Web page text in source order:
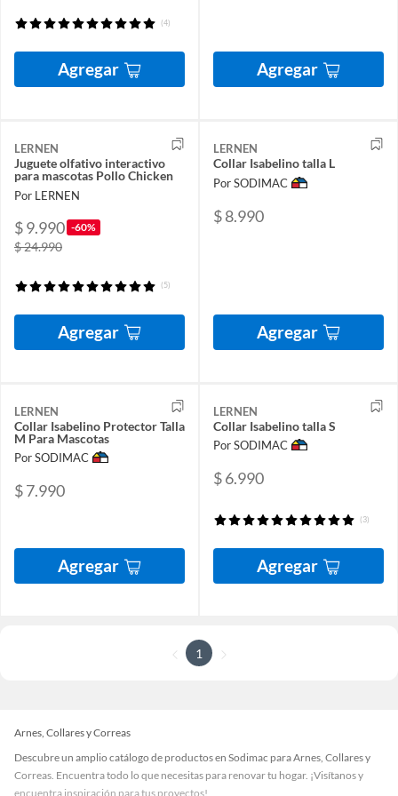
(4)
Agregar Agregar
LERNEN
Juguete olfativo interactivo
para mascotas Pollo Chicken
Por LERNEN
$ 9.990 -60%
$ 24.990
(5)
Agregar
LERNEN
Collar Isabelino talla L
Por SODIMAC
$ 8.990
Agregar
LERNEN
Collar Isabelino Protector Talla
M Para Mascotas
Por SODIMAC
$ 7.990
Agregar
LERNEN
Collar Isabelino talla S
Por SODIMAC
$ 6.990
(3)
Agregar
1
Arnes, Collares y Correas
Descubre un amplio catálogo de productos en Sodimac para Arnes, Collares y
Correas. Encuentra todo lo que necesitas para renovar tu hogar. ¡Visítanos y
encuentra inspiración para tus proyectos!